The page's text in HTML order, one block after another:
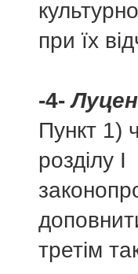
при їх
-4-
Пункт 1)
розділу І
третім